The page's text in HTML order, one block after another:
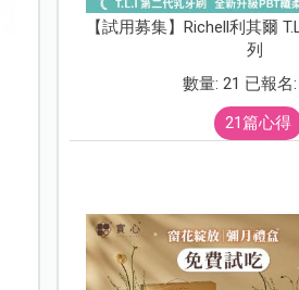
【試用募集】Richell利其爾
列
數量: 21 已報名
21篇心得